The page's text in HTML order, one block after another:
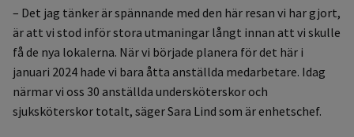
– Det jag tänker är spännande med den här resan vi har gjort,
är att vi stod inför stora utmaningar långt innan att vi skulle
få de nya lokalerna. När vi började planera för det här i
januari 2024 hade vi bara åtta anställda medarbetare. Idag
närmar vi oss 30 anställda undersköterskor och
sjuksköterskor totalt, säger Sara Lind som är enhetschef.